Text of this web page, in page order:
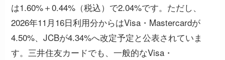
は1.60%＋0.44%（税込）で2.04%です。ただし、
2026年11月16日利用分からはVisa・Mastercardが
4.50%、JCBが4.34%へ改定予定と公表されていま
す。三井住友カードでも、一般的なVisa・